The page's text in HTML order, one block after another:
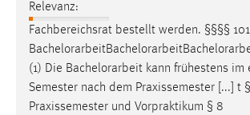
Relevanz:
Fachbereichsrat bestellt werden. §§§§
BachelorarbeitBachelorarbeit
(1) Die Bachelorarbeit kann frühestens im
Semester nach dem Praxissemester [...] t
Praxissemester und Vorpraktikum § 8